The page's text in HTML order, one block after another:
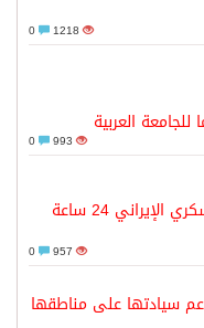
1218
العربية
993
السعودية تمهل الملحق العسكري الإيراني 24 ساعة
957
سيادتها على مناطقها